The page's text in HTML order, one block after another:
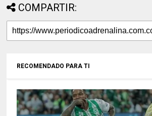
COMPARTIR:
RECOMENDADO PARA TI